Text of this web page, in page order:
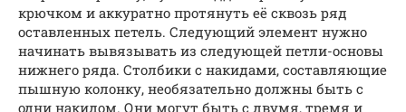
крючком и аккуратно протянуть её сквозь ряд
оставленных петель. Следующий элемент нужно
начинать вывязывать из следующей петли-основы
нижнего ряда. Столбики с накидами, составляющие
пышную колонку, необязательно должны быть с
одни накидом. Они могут быть с двумя, тремя и